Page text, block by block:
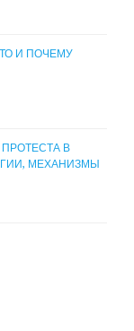
И ПОЧЕМУ
В
МЕХАНИЗМЫ